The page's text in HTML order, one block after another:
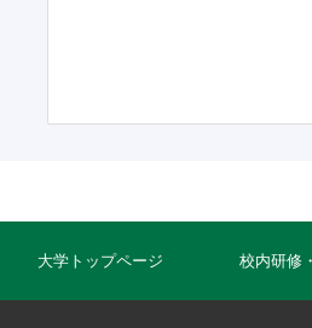
大学トップページ 校内研修